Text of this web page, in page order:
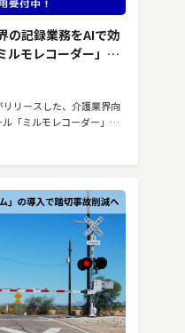
の記録業務をAIで効
ルモレコーダー」が
リースした、介護業界向
「ミルモレコーダー」に